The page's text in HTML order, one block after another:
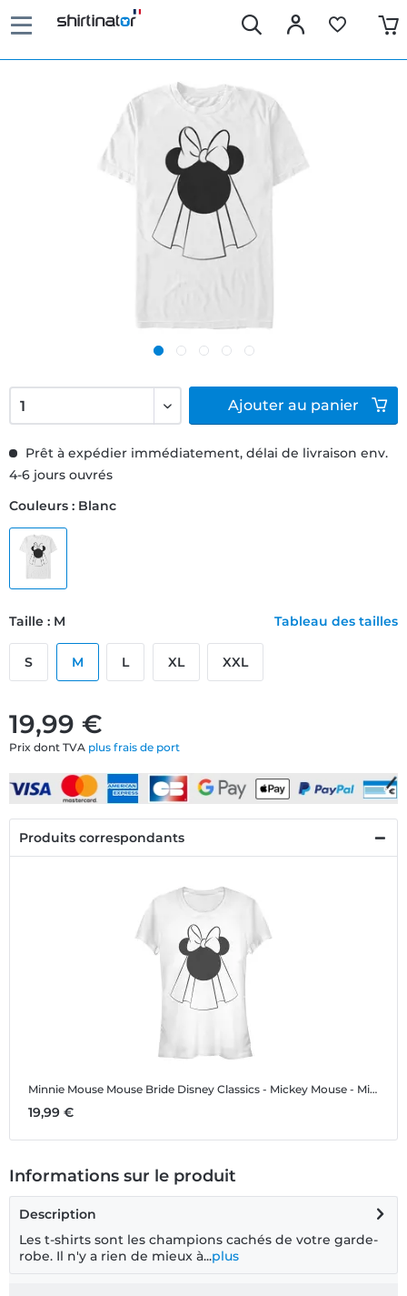
19,99 €
Prix dont TVA plus frais de port
Prêt à expédier immédiatement, délai de livraison env.
4-6 jours ouvrés
Couleurs : Blanc
Taille : M Tableau des tailles
S M L XL XXL
Ajouter au panier
Produits correspondants
Minnie Mouse Mouse Bride Disney Classics - Mickey Mouse - Minnie Mouse Mouse Bride - Femme T-shirt
19,99 €
Informations sur le produit
Description
Les t-shirts sont les champions cachés de votre garde-
robe. Il n'y a rien de mieux à...plus